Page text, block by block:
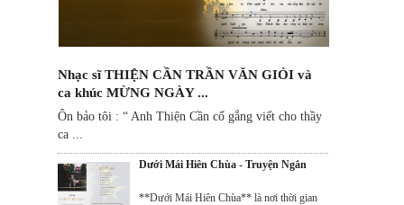
Nhạc sĩ THIỆN CẦN TRẦN VĂN GIỎI và
ca khúc MỪNG NGÀY ...
Ôn bảo tôi : “ Anh Thiện Cần cố gắng viết cho thầy
ca ...
Dưới Mái Hiên Chùa - Truyện Ngắn
**Dưới Mái Hiên Chùa** là nơi thời gian